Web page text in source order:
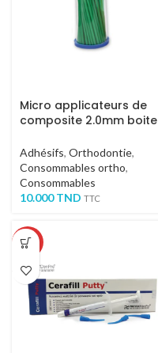
Micro applicateurs de
composite 2.0mm boite
Adhésifs, Orthodontie,
Consommables ortho,
Consommables
10.000TND TTC
-50%